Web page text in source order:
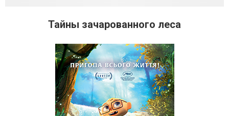
Тайны зачарованного леса